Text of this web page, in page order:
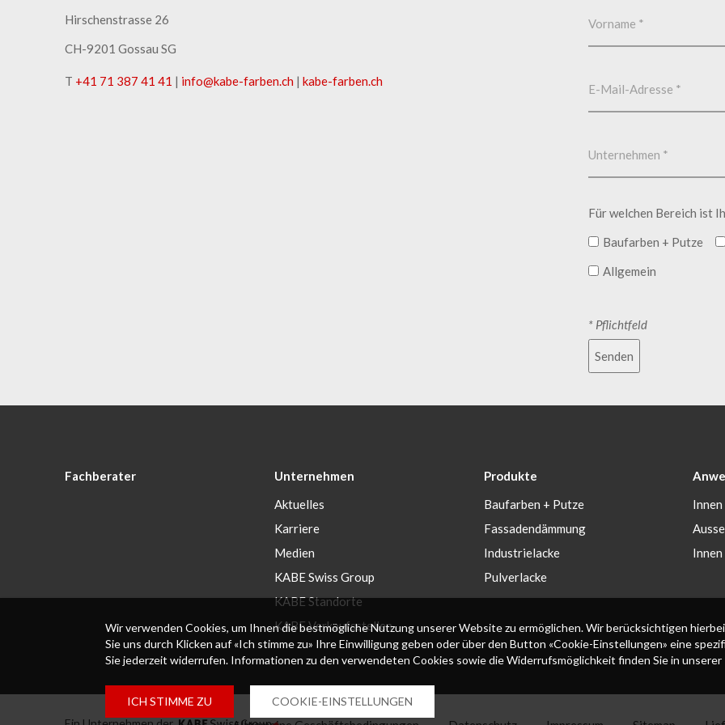
Hirschenstrasse 26
CH-9201 Gossau SG
T +41 71 387 41 41 | info@kabe-farben.ch | kabe-farben.ch
Für welchen Bereich ist
Baufarben + Putze
Allgemein
* Pflichtfeld
Senden
Fachberater
Unternehmen
Aktuelles
Karriere
Medien
KABE Swiss Group
KABE Standorte
KABE Verkaufsstellen
Produkte
Baufarben + Putze
Fassadendämmung
Industrielacke
Pulverlacke
Innen
Wir verwenden Cookies, um Ihnen die bestmögliche Nutzung unserer Website zu ermöglichen. Wir berücksichtigen
Sie uns durch Klicken auf «Ich stimme zu» Ihre Einwilligung geben oder über den Button «Cookie-Einstellungen» eine
Sie jederzeit widerrufen. Informationen zu den verwendeten Cookies sowie die Widerrufsmöglichkeit finden Sie in unserer
ICH STIMME ZU COOKIE-EINSTELLUNGEN